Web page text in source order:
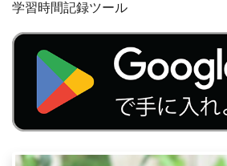
学習時間記録ツール